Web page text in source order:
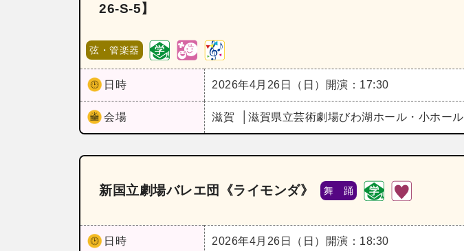
26‐S‐5】
弦・管楽器
日時 2026年4月26日（日） 開演：17:30
会場 滋賀 滋賀県立芸術劇場びわ湖ホール・小ホール
新国立劇場バレエ団《ライモンダ》 舞 踊
日時 2026年4月26日（日） 開演：18:30